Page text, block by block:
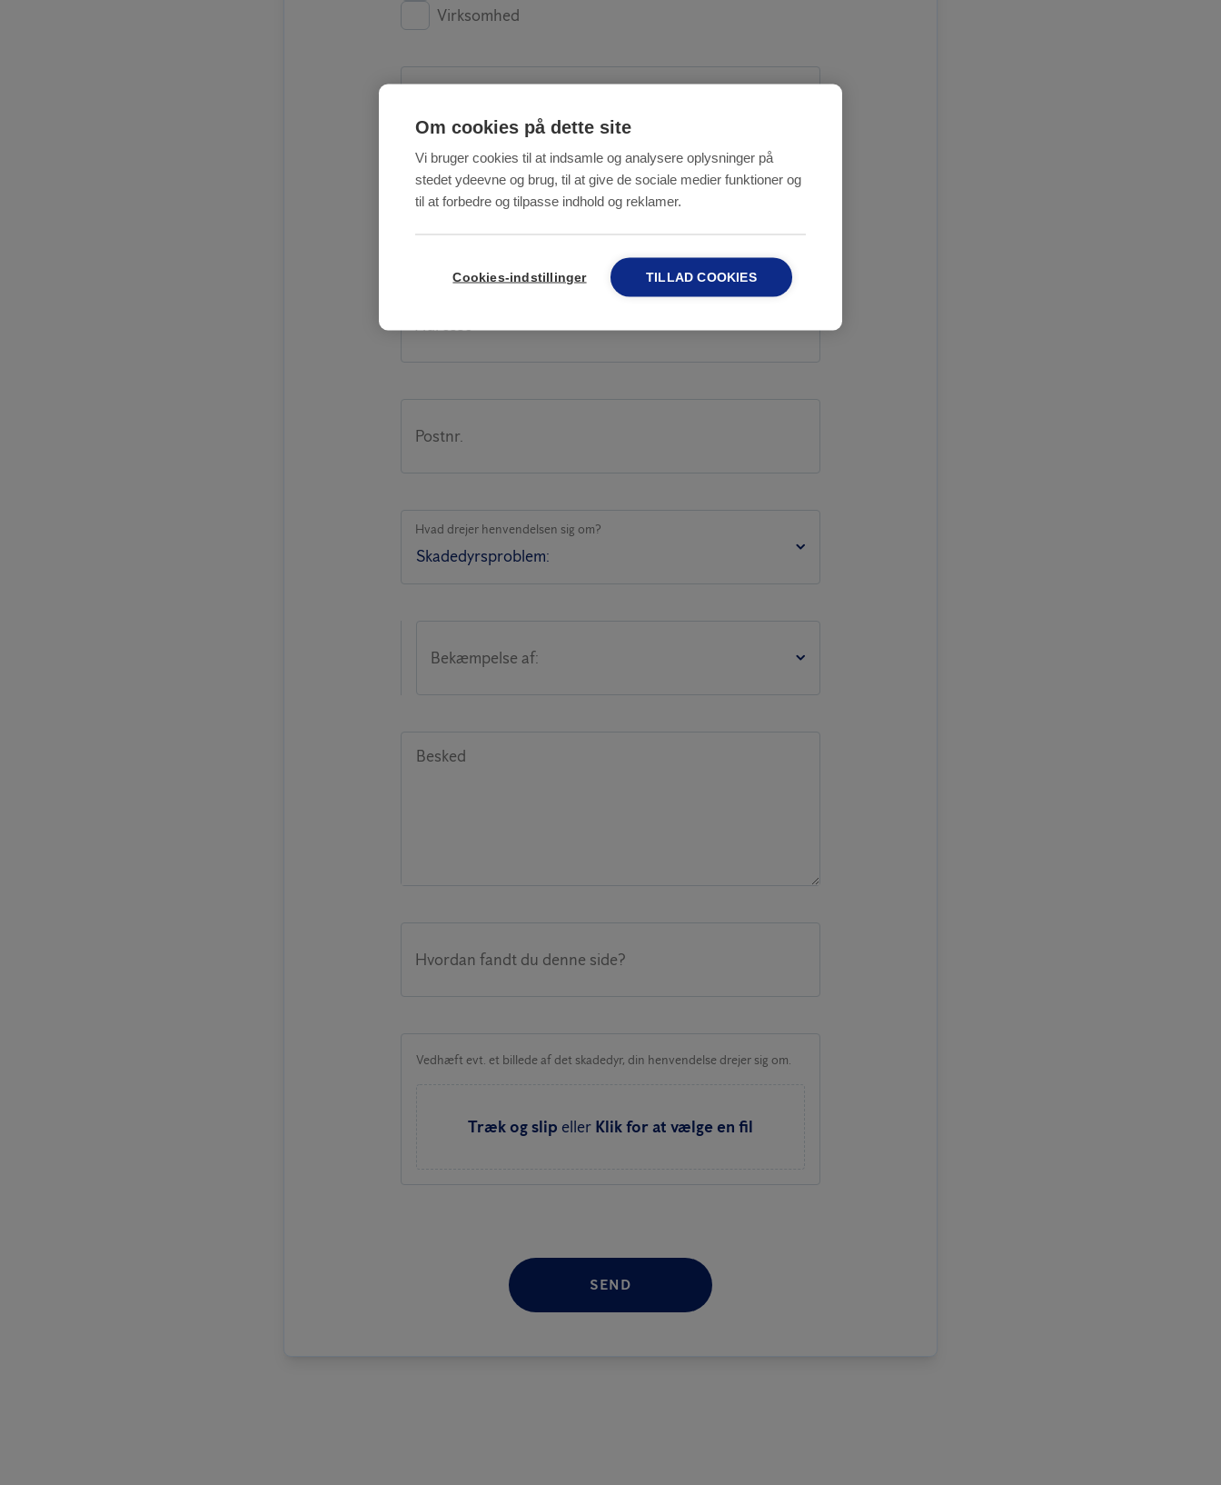
Virksomhed
Adresse
Postnr.
Hvad drejer henvendelsen sig om?
Bekæmpelse af:
Besked
Hvordan fandt du denne side?
Vedhæft evt. et billede af det skadedyr, din henvendelse drejer sig om.
Træk og slip eller Klik for at vælge en fil
SEND
Om cookies på dette site
Vi bruger cookies til at indsamle og analysere oplysninger på
stedet ydeevne og brug, til at give de sociale medier funktioner og
til at forbedre og tilpasse indhold og reklamer.
Cookies-indstillinger TILLAD COOKIES